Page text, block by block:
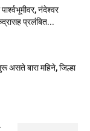
नंदेश्वर
प्रलंबित...
असते बारा महिने, जिल्हा